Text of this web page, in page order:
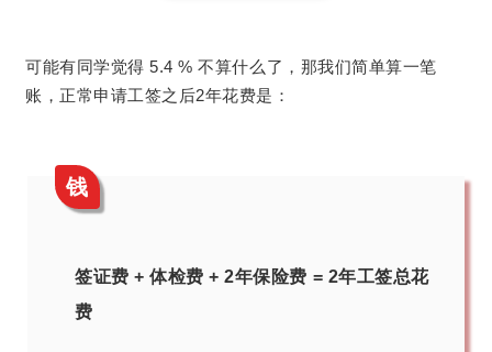
可能有同学觉得 5.4 % 不算什么了，那我们简单算一笔
账，正常申请工签之后2年花费是：
钱
签证费 + 体检费 + 2年保险费 = 2年工签总花
费